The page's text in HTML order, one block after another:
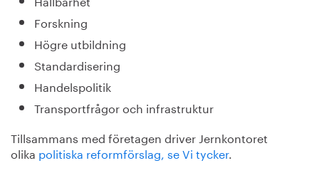
Forskning
Högre utbildning
Standardisering
Handelspolitik
Transportfrågor och infrastruktur
Tillsammans med företagen driver Jernkontoret
olika politiska reformförslag, se Vi tycker.